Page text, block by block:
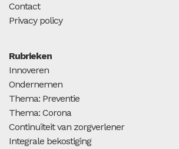
Contact
Privacy policy
Rubrieken
Innoveren
Ondernemen
Thema: Preventie
Thema: Corona
Continuïteit van zorgverlener
Integrale bekostiging